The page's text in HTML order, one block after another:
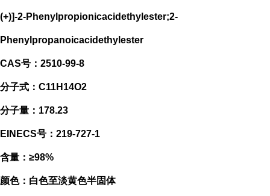
(+)]-2-Phenylpropionicacidethylester;2-
Phenylpropanoicacidethylester
CAS号：2510-99-8
分子式：C11H14O2
分子量：178.23
EINECS号：219-727-1
含量：≥98%
颜色：白色至淡黄色半固体